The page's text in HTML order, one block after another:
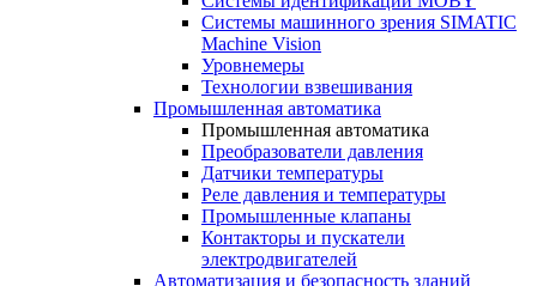
Системы машинного зрения SIMATIC
Machine Vision
Уровнемеры
Технологии взвешивания
Промышленная автоматика
Промышленная автоматика
Преобразователи давления
Датчики температуры
Реле давления и температуры
Промышленные клапаны
Контакторы и пускатели
электродвигателей
Автоматизация и безопасность зданий